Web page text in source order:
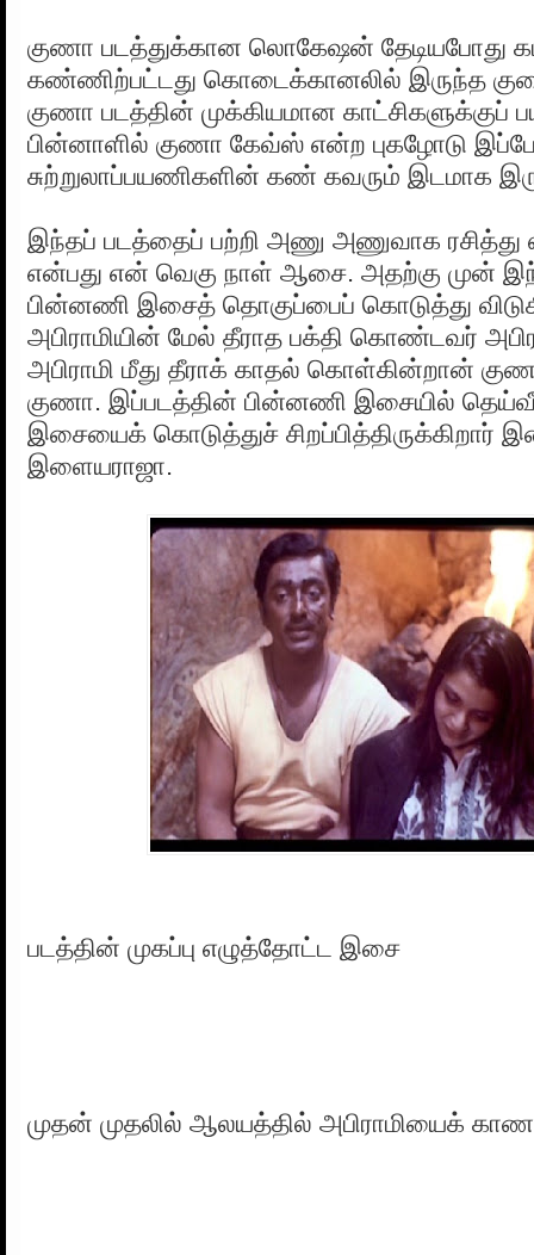
குணா படத்துக்கான லொகேஷன் தேடியபோது
கண்ணிற்பட்டது கொடைக்கானலில் இருந்த
குணா படத்தின் முக்கியமான காட்சிகளுக்குப்
பின்னாளில் குணா கேவ்ஸ் என்ற புகழோடு
சுற்றுலாப்பயணிகளின் கண் கவரும் இடமாக
இந்தப் படத்தைப் பற்றி அணு அணுவாக ரசித்து
என்பது என் வெகு நாள் ஆசை. அதற்கு முன்
பின்னணி இசைத் தொகுப்பைப் கொடுத்து
அபிராமியின் மேல் தீராத பக்தி கொண்டவர்
அபிராமி மீது தீராக் காதல் கொள்கின்றான்
குணா. இப்படத்தின் பின்னணி இசையில்
இசையைக் கொடுத்துச் சிறப்பித்திருக்கிறார்
இளையராஜா.
படத்தின் முகப்பு எழுத்தோட்ட இசை
முதன் முதலில் ஆலயத்தில் அபிராமியைக்